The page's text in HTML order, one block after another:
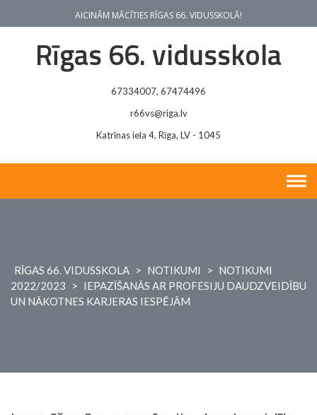
AICINĀM MĀCĪTIES RĪGAS 66. VIDUSSKOLĀ!
Rīgas 66. vidusskola
67334007, 67474496
r66vs@riga.lv
Katrīnas iela 4, Rīga, LV - 1045
RĪGAS 66. VIDUSSKOLA > NOTIKUMI > NOTIKUMI
2022/2023
> IEPAZĪŠANĀS AR PROFESIJU DAUDZVEIDĪBU
UN NĀKOTNES KARJERAS IESPĒJĀM